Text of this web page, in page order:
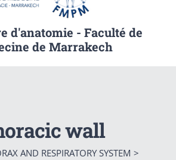
d'anatomie - Faculté de
de Marrakech
wall
AND RESPIRATORY SYSTEM